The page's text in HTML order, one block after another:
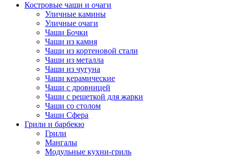
Костровые чаши и очаги
Уличные камины
Уличные очаги
Чаши Бочки
Чаши из камня
Чаши из кортеновой стали
Чаши из металла
Чаши из чугуна
Чаши керамические
Чаши с дровницей
Чаши с решеткой для жарки
Чаши со столом
Чаши Сфера
Грили и барбекю
Грили
Мангалы
Модульные кухни-гриль